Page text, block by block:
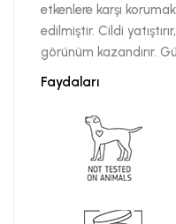
etkenlere karşı
edilmiştir. Cildi
görünüm kazandırır.
Faydaları